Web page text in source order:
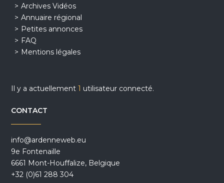
Archives Vidéos
Annuaire régional
Petites annonces
FAQ
Mentions légales
Il y a actuellement1 utilisateur connecté.
CONTACT
info@ardenneweb.eu
9e Fontenaille
6661 Mont-Houffalize, Belgique
+32 (0)61 288 304